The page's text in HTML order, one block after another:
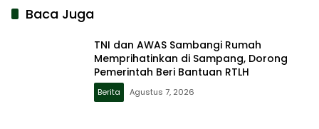
Baca Juga
TNI dan AWAS Sambangi Rumah
Memprihatinkan di Sampang, Dorong
Pemerintah Beri Bantuan RTLH
Berita Agustus 7, 2026